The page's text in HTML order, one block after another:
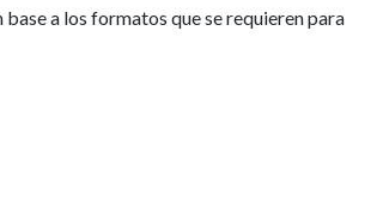
a los formatos que se requieren para